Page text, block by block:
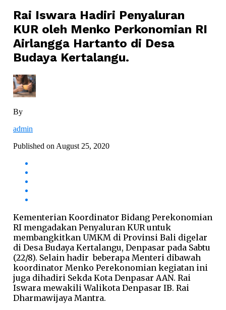
Rai Iswara Hadiri Penyaluran
KUR oleh Menko Perkonomian RI
Airlangga Hartanto di Desa
Budaya Kertalangu.
By
admin
Published on August 25, 2020
Kementerian Koordinator Bidang Perekonomian
RI mengadakan Penyaluran KUR untuk
membangkitkan UMKM di Provinsi Bali digelar
di Desa Budaya Kertalangu, Denpasar pada Sabtu
(22/8). Selain hadir beberapa Menteri dibawah
koordinator Menko Perekonomian kegiatan ini
juga dihadiri Sekda Kota Denpasar AAN. Rai
Iswara mewakili Walikota Denpasar IB. Rai
Dharmawijaya Mantra.